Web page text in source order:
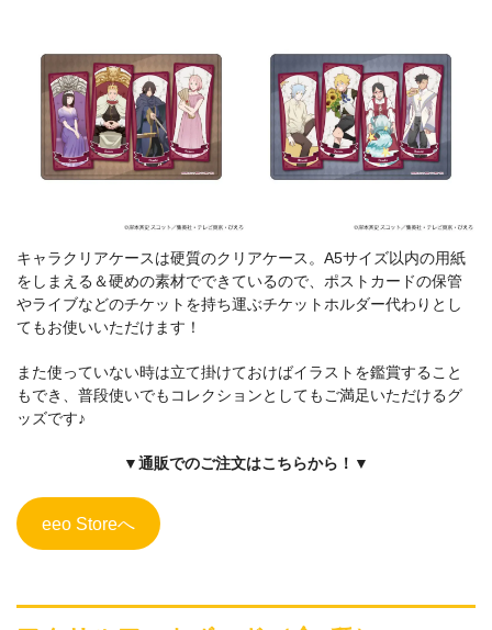
キャラクリアケースは硬質のクリアケース。A5サイズ以内の用紙
をしまえる＆硬めの素材でできているので、ポストカードの保管
やライブなどのチケットを持ち運ぶチケットホルダー代わりとし
てもお使いいただけます！
また使っていない時は立て掛けておけばイラストを鑑賞すること
もでき、普段使いでもコレクションとしてもご満足いただけるグ
ッズです♪
▼通販でのご注文はこちらから！▼
eeo Storeへ